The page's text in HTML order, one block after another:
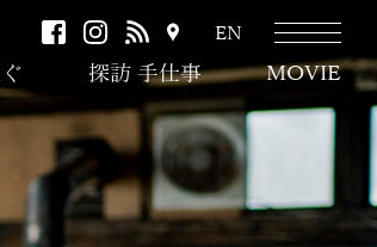
facebookinstagram
RSS
ク
セ
ス
EN
探訪 手仕事 MOVIE